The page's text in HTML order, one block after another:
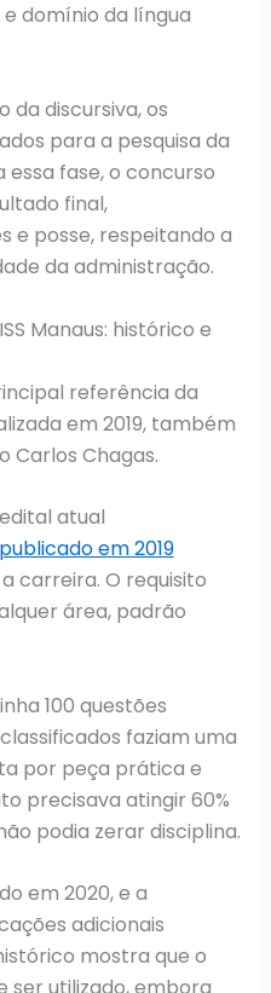
domínio da língua
da discursiva, os
para a pesquisa da
fase, o concurso
final,
e posse, respeitando a
da administração.
Manaus: histórico e
referência da
em 2019, também
Carlos Chagas.
atual
em 2019
carreira. O requisito
área, padrão
100 questões
faziam uma
por peça prática e
precisava atingir 60%
podia zerar disciplina.
em 2020, e a
adicionais
mostra que o